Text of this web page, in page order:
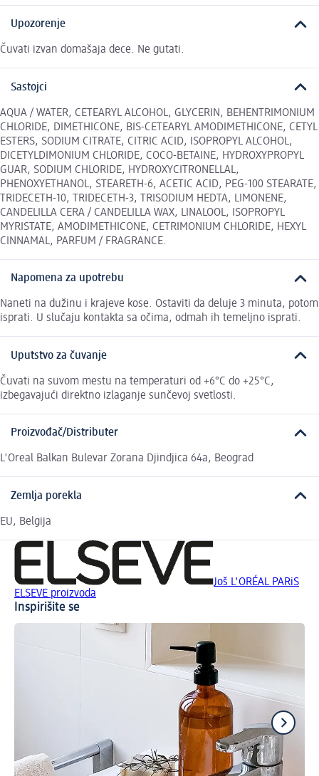
Upozorenje
Čuvati izvan domašaja dece. Ne gutati.
Sastojci
AQUA / WATER, CETEARYL ALCOHOL, GLYCERIN, BEHENTRIMONIUM
CHLORIDE, DIMETHICONE, BIS-CETEARYL AMODIMETHICONE, CETYL
ESTERS, SODIUM CITRATE, CITRIC ACID, ISOPROPYL ALCOHOL,
DICETYLDIMONIUM CHLORIDE, COCO-BETAINE, HYDROXYPROPYL
GUAR, SODIUM CHLORIDE, HYDROXYCITRONELLAL,
PHENOXYETHANOL, STEARETH-6, ACETIC ACID, PEG-100 STEARATE,
TRIDECETH-10, TRIDECETH-3, TRISODIUM HEDTA, LIMONENE,
CANDELILLA CERA / CANDELILLA WAX, LINALOOL, ISOPROPYL
MYRISTATE, AMODIMETHICONE, CETRIMONIUM CHLORIDE, HEXYL
CINNAMAL, PARFUM / FRAGRANCE.
Napomena za upotrebu
Naneti na dužinu i krajeve kose. Ostaviti da deluje 3 minuta, potom
isprati. U slučaju kontakta sa očima, odmah ih temeljno isprati.
Uputstvo za čuvanje
Čuvati na suvom mestu na temperaturi od +6°C do +25°C,
izbegavajući direktno izlaganje sunčevoj svetlosti.
Proizvođač/Distributer
L'Oreal Balkan Bulevar Zorana Djindjica 64a, Beograd
Zemlja porekla
EU, Belgija
Još L'ORÉAL PARiS
ELSEVE proizvoda
Inspirišite se